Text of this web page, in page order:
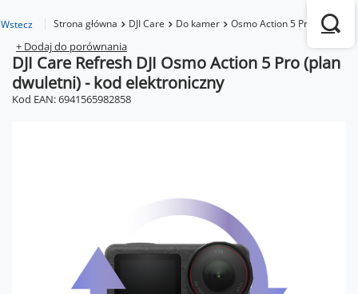
Wstecz Strona główna DJI Care Do kamer Osmo Action 5 Pro DJI
+ Dodaj do porównania
DJI Care Refresh DJI Osmo Action 5 Pro (plan
dwuletni) - kod elektroniczny
Kod EAN: 6941565982858